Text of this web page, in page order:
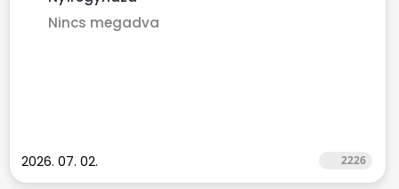
Nincs megadva
2026. 07. 02. 2226